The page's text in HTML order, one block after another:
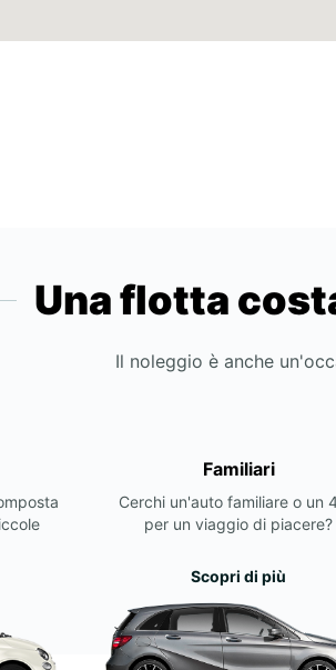
Una flotta
Il noleggio è anche
Familiari
Cerchi un'auto familiare o un
per un viaggio di piacere?
Scopri di più